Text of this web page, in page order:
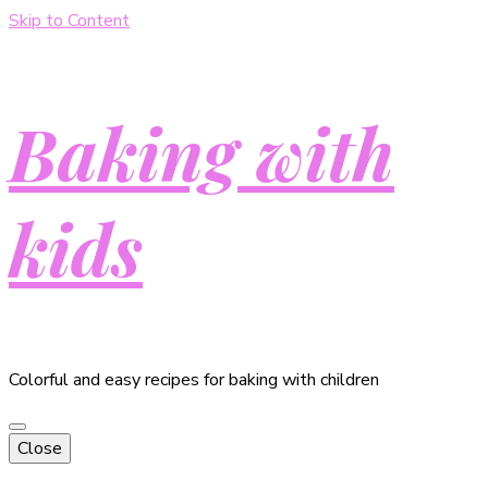
Skip to Content
Baking with
kids
Colorful and easy recipes for baking with children
Close